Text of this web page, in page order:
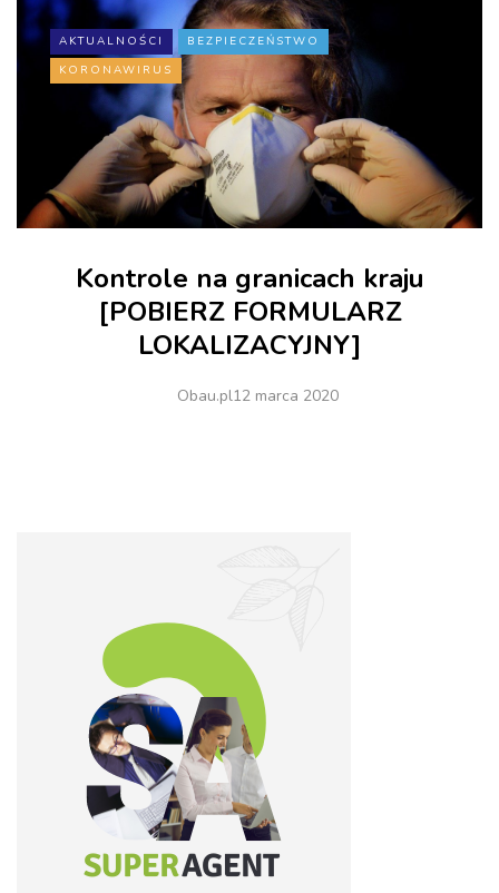
AKTUALNOŚCI
BEZPIECZEŃSTWO
KORONAWIRUS
Kontrole na granicach kraju
[POBIERZ FORMULARZ
LOKALIZACYJNY]
Obau.pl12 marca 2020